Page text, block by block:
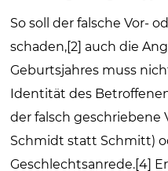
So soll der falsche Vor-
schaden,[2] auch die
Geburtsjahres muss
Identität des
der falsch geschriebene
Schmidt statt Schmitt)
Geschlechtsanrede.[4]